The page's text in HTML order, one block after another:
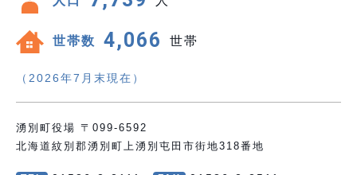
世帯数 4,066 世帯
（2026年7月末現在）
湧別町役場 〒099-6592
北海道紋別郡湧別町上湧別屯田市街地318番地